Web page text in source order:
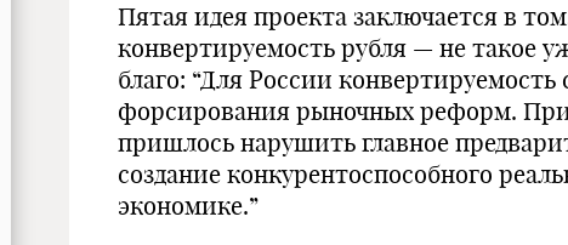
Пятая идея проекта заключается в
конвертируемость рубля — не такое
благо: “Для России конвертируемость
форсирования рыночных реформ. При
пришлось нарушить главное
создание конкурентоспособного
экономике.”